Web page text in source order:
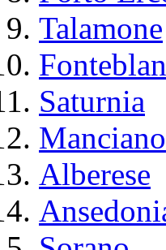
Talamone
Saturnia
Manciano
Alberese